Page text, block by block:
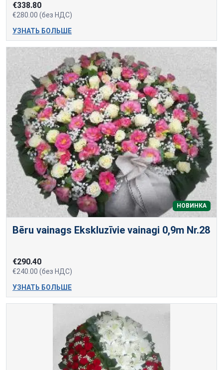
€338.80
€280.00 (без НДС)
УЗНАТЬ БОЛЬШЕ
НОВИНКА
Bēru vainags Ekskluzīvie vainagi 0,9m Nr.28
€290.40
€240.00 (без НДС)
УЗНАТЬ БОЛЬШЕ